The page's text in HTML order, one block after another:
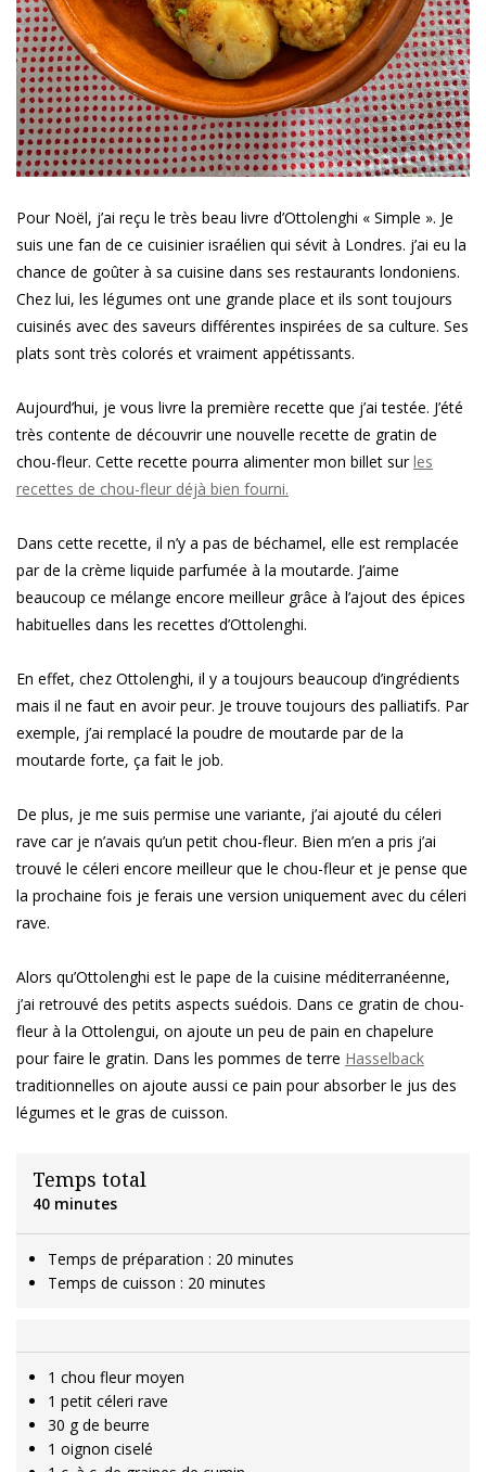
Pour Noël, j’ai reçu le très beau livre d’Ottolenghi « Simple ». Je
suis une fan de ce cuisinier israélien qui sévit à Londres. j’ai eu la
chance de goûter à sa cuisine dans ses restaurants londoniens.
Chez lui, les légumes ont une grande place et ils sont toujours
cuisinés avec des saveurs différentes inspirées de sa culture. Ses
plats sont très colorés et vraiment appétissants.
Aujourd’hui, je vous livre la première recette que j’ai testée. J’été
très contente de découvrir une nouvelle recette de gratin de
chou-fleur. Cette recette pourra alimenter mon billet surles
recettes de chou-fleur déjà bien fourni.
Dans cette recette, il n’y a pas de béchamel, elle est remplacée
par de la crème liquide parfumée à la moutarde. J’aime
beaucoup ce mélange encore meilleur grâce à l’ajout des épices
habituelles dans les recettes d’Ottolenghi.
En effet, chez Ottolenghi, il y a toujours beaucoup d’ingrédients
mais il ne faut en avoir peur. Je trouve toujours des palliatifs. Par
exemple, j’ai remplacé la poudre de moutarde par de la
moutarde forte, ça fait le job.
De plus, je me suis permise une variante, j’ai ajouté du céleri
rave car je n’avais qu’un petit chou-fleur. Bien m’en a pris j’ai
trouvé le céleri encore meilleur que le chou-fleur et je pense que
la prochaine fois je ferais une version uniquement avec du céleri
rave.
Alors qu’Ottolenghi est le pape de la cuisine méditerranéenne,
j’ai retrouvé des petits aspects suédois. Dans ce gratin de chou-
fleur à la Ottolengui, on ajoute un peu de pain en chapelure
pour faire le gratin. Dans les pommes de terre Hasselback
traditionnelles on ajoute aussi ce pain pour absorber le jus des
légumes et le gras de cuisson.
Temps total
40 minutes
Temps de préparation : 20 minutes
Temps de cuisson : 20 minutes
1 chou fleur moyen
1 petit céleri rave
30 g de beurre
1 oignon ciselé